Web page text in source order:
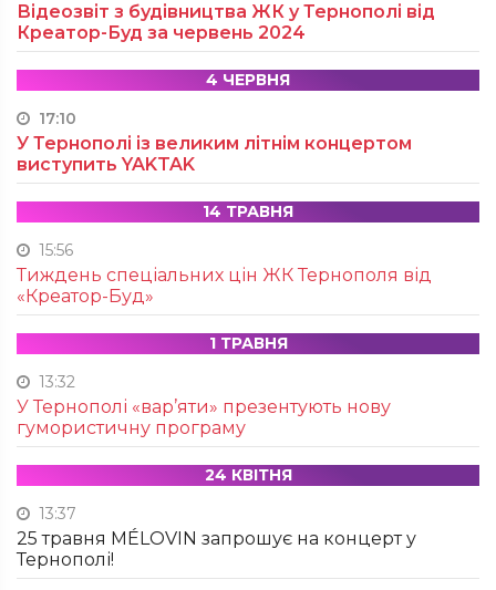
Відеозвіт з будівництва ЖК у Тернополі від
Креатор-Буд за червень 2024
4 ЧЕРВНЯ
17:10
У Тернополі із великим літнім концертом
виступить YAKTAK
14 ТРАВНЯ
15:56
Тиждень спеціальних цін ЖК Тернополя від
«Креатор-Буд»
1 ТРАВНЯ
13:32
У Тернополі «вар’яти» презентують нову
гумористичну програму
24 КВІТНЯ
13:37
25 травня MÉLOVIN запрошує на концерт у
Тернополі!